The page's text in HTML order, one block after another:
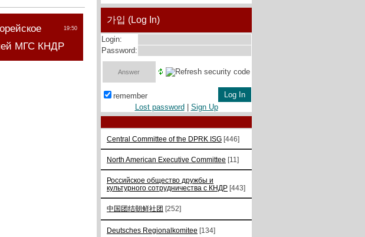
19:50
МГС КНДР
가입 (Log In)
Login:
Password:
remember
Lost password
Sign Up
Central Committee of the DPRK ISG [446]
North American Executive Committee [11]
Российское общество дружбы и
культурного сотрудничества с КНДР [443]
中国团结朝鲜社团 [252]
Deutsches Regionalkomitee [134]